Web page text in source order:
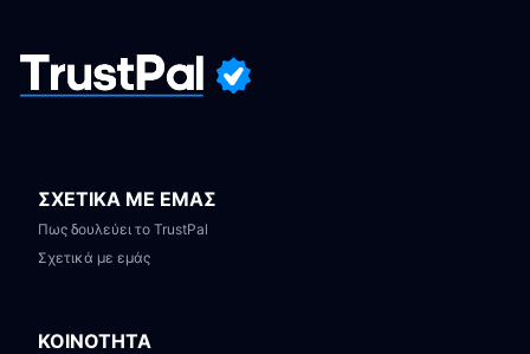
ΣΧΕΤΙΚΑ ΜΕ ΕΜΑΣ
Πως δουλεύει το TrustPal
Σχετικά με εμάς
ΚΟΙΝΟΤΗΤΑ